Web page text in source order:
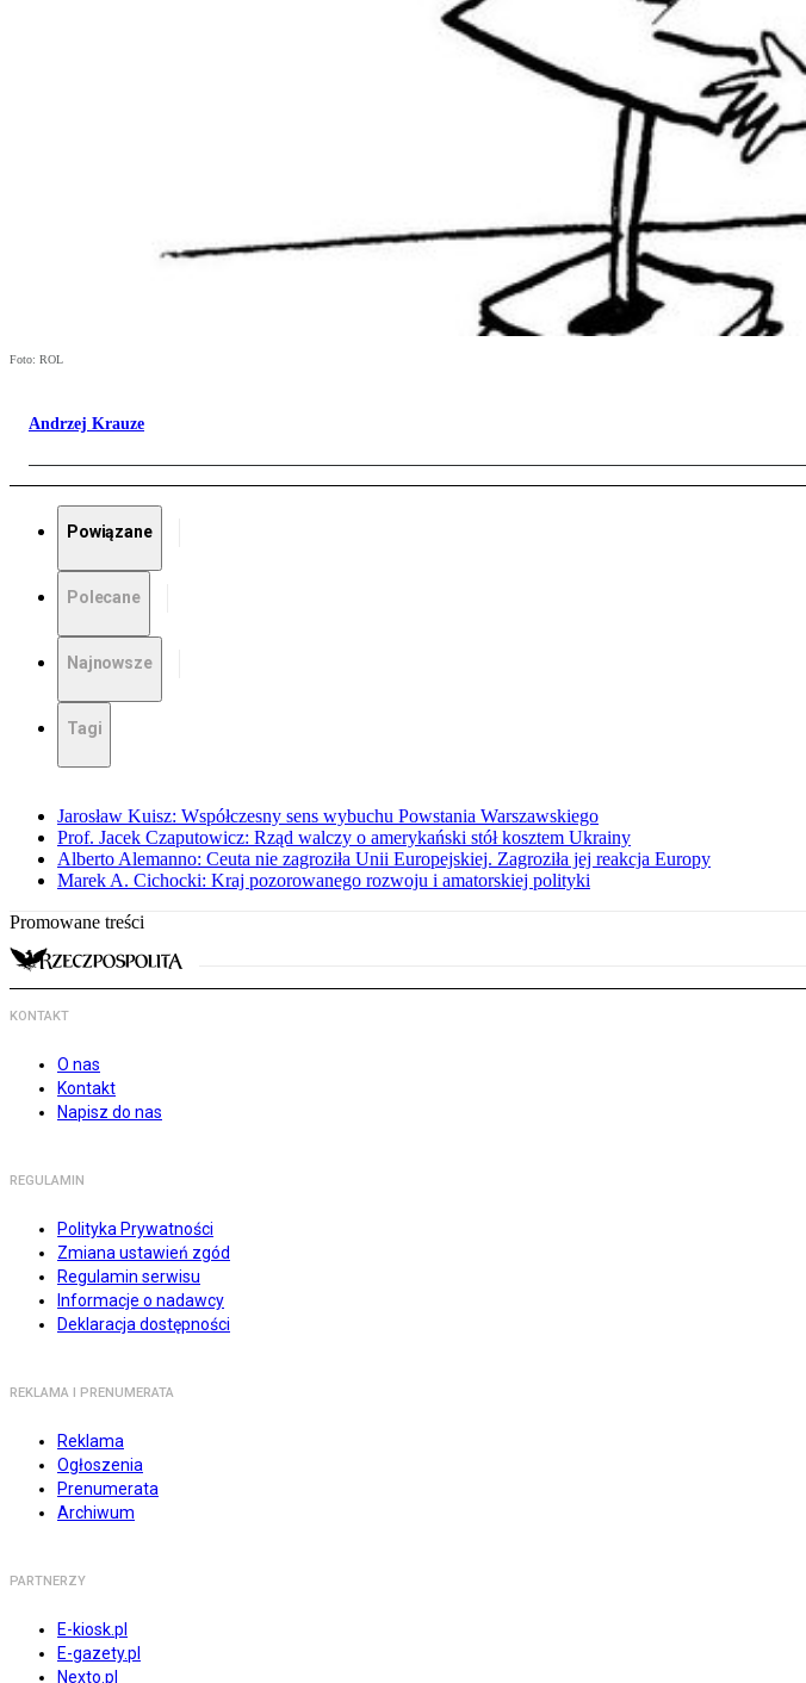
Foto: ROL
Andrzej Krauze
Powiązane
Polecane
Najnowsze
Tagi
Jarosław Kuisz: Współczesny sens wybuchu Powstania Warszawskiego
Prof. Jacek Czaputowicz: Rząd walczy o amerykański stół kosztem Ukrainy
Alberto Alemanno: Ceuta nie zagroziła Unii Europejskiej. Zagroziła jej reakcja Europy
Marek A. Cichocki: Kraj pozorowanego rozwoju i amatorskiej polityki
Promowane treści
KONTAKT
O nas
Kontakt
Napisz do nas
REGULAMIN
Polityka Prywatności
Zmiana ustawień zgód
Regulamin serwisu
Informacje o nadawcy
Deklaracja dostępności
REKLAMA I PRENUMERATA
Reklama
Ogłoszenia
Prenumerata
Archiwum
PARTNERZY
E-kiosk.pl
E-gazety.pl
Nexto.pl